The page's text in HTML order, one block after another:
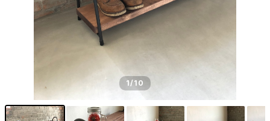
1/10